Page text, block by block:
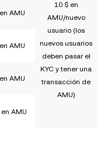
AMU
10 $ en
AMU/nuevo
usuario (los
nuevos usuarios
deben pasar el
KYC y tener una
transacción de
AMU)
AMU
AMU
AMU